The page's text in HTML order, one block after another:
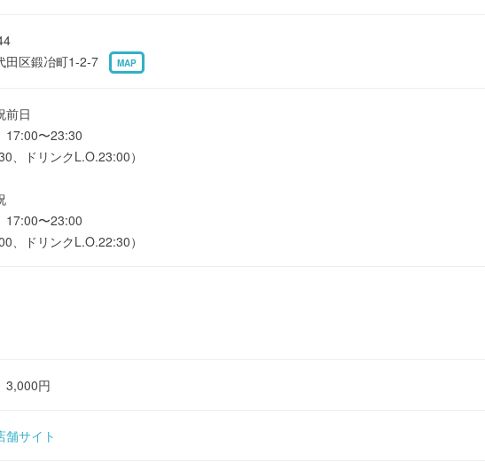
田区鍛冶町1-2-7
MAP
前日
〜23:30
、ドリンクL.O.23:00）
〜23:00
、ドリンクL.O.22:30）
円
舗サイト